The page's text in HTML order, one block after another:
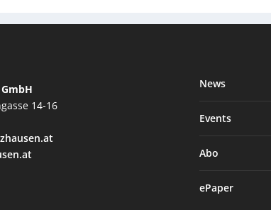
14-16
News
Events
Abo
ePaper